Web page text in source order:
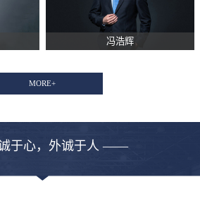
冯浩辉
MORE+
于心，外诚于人 ——